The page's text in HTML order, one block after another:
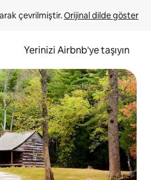
çevrilmiştir. Orijinal dilde göster
Yerinizi Airbnb'ye taşıyın